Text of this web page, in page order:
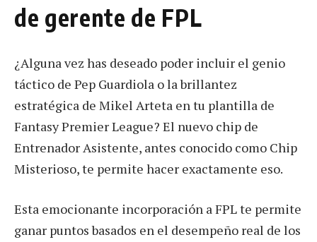
de gerente de FPL
¿Alguna vez has deseado poder incluir el genio
táctico de Pep Guardiola o la brillantez
estratégica de Mikel Arteta en tu plantilla de
Fantasy Premier League? El nuevo chip de
Entrenador Asistente, antes conocido como Chip
Misterioso, te permite hacer exactamente eso.
Esta emocionante incorporación a FPL te permite
ganar puntos basados en el desempeño real de los